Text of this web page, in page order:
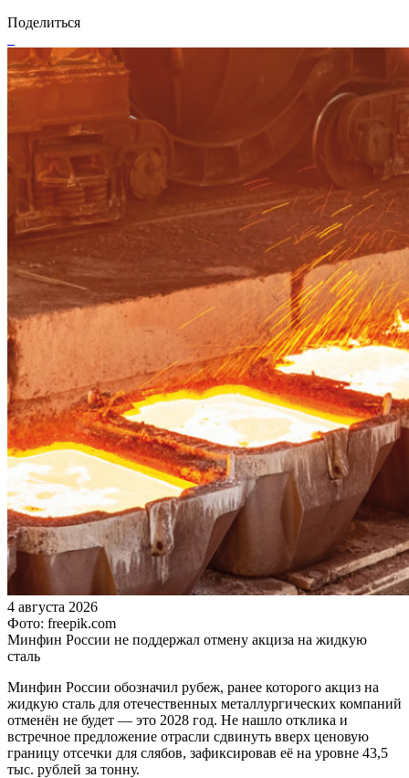
Поделиться
4 августа 2026
Фото: freepik.com
Минфин России не поддержал отмену акциза на жидкую
сталь
Минфин России обозначил рубеж, ранее которого акциз на
жидкую сталь для отечественных металлургических компаний
отменён не будет — это 2028 год. Не нашло отклика и
встречное предложение отрасли сдвинуть вверх ценовую
границу отсечки для слябов, зафиксировав её на уровне 43,5
тыс. рублей за тонну.